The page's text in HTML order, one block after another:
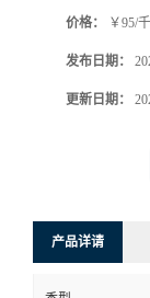
价格： ￥95/
发布日期：
更新日期：
产品详请